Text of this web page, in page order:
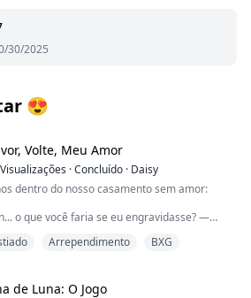
30/2025
😍
Volte, Meu Amor
Visualizações ·Concluído · Daisy
dentro do nosso casamento sem amor:
o que você faria se eu engravidasse? —
Arrependimento BXG
de Luna: O Jogo